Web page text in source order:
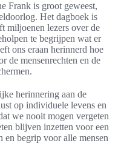
Frank is groot geweest,
Het dagboek is
miljoenen lezers over de
te begrijpen wat er
ons eraan herinnerd hoe
de mensenrechten en de
herinnering aan de
op individuele levens en
we nooit mogen vergeten
blijven inzetten voor een
en begrip voor alle mensen